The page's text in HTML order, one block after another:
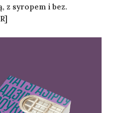
z syropem i bez.